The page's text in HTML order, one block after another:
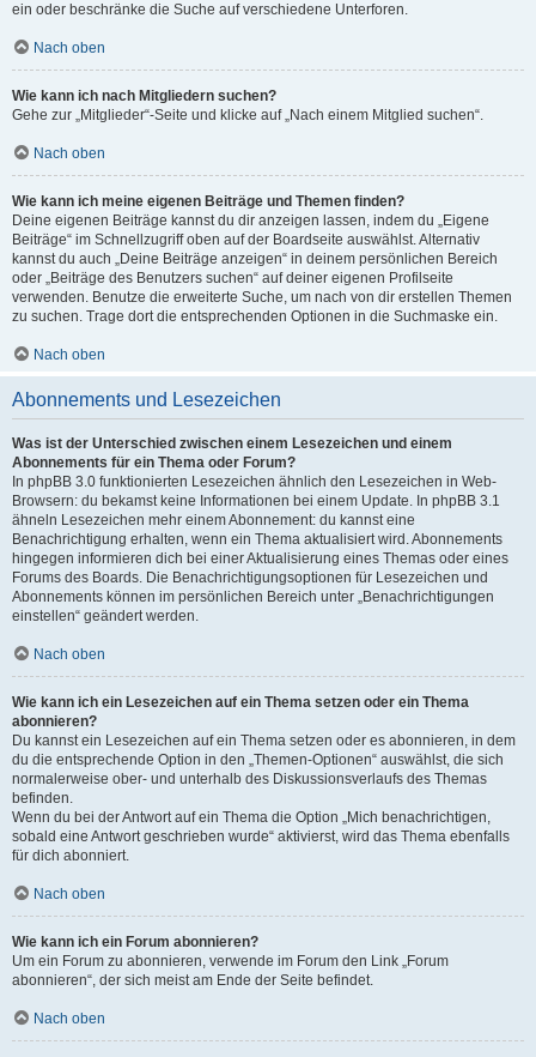
ein oder beschränke die Suche auf verschiedene Unterforen.
Nach oben
Wie kann ich nach Mitgliedern suchen?
Gehe zur „Mitglieder“-Seite und klicke auf „Nach einem Mitglied suchen“.
Nach oben
Wie kann ich meine eigenen Beiträge und Themen finden?
Deine eigenen Beiträge kannst du dir anzeigen lassen, indem du „Eigene
Beiträge“ im Schnellzugriff oben auf der Boardseite auswählst. Alternativ
kannst du auch „Deine Beiträge anzeigen“ in deinem persönlichen Bereich
oder „Beiträge des Benutzers suchen“ auf deiner eigenen Profilseite
verwenden. Benutze die erweiterte Suche, um nach von dir erstellen Themen
zu suchen. Trage dort die entsprechenden Optionen in die Suchmaske ein.
Nach oben
Abonnements und Lesezeichen
Was ist der Unterschied zwischen einem Lesezeichen und einem
Abonnements für ein Thema oder Forum?
In phpBB 3.0 funktionierten Lesezeichen ähnlich den Lesezeichen in Web-
Browsern: du bekamst keine Informationen bei einem Update. In phpBB 3.1
ähneln Lesezeichen mehr einem Abonnement: du kannst eine
Benachrichtigung erhalten, wenn ein Thema aktualisiert wird. Abonnements
hingegen informieren dich bei einer Aktualisierung eines Themas oder eines
Forums des Boards. Die Benachrichtigungsoptionen für Lesezeichen und
Abonnements können im persönlichen Bereich unter „Benachrichtigungen
einstellen“ geändert werden.
Nach oben
Wie kann ich ein Lesezeichen auf ein Thema setzen oder ein Thema
abonnieren?
Du kannst ein Lesezeichen auf ein Thema setzen oder es abonnieren, in dem
du die entsprechende Option in den „Themen-Optionen“ auswählst, die sich
normalerweise ober- und unterhalb des Diskussionsverlaufs des Themas
befinden.
Wenn du bei der Antwort auf ein Thema die Option „Mich benachrichtigen,
sobald eine Antwort geschrieben wurde“ aktivierst, wird das Thema ebenfalls
für dich abonniert.
Nach oben
Wie kann ich ein Forum abonnieren?
Um ein Forum zu abonnieren, verwende im Forum den Link „Forum
abonnieren“, der sich meist am Ende der Seite befindet.
Nach oben